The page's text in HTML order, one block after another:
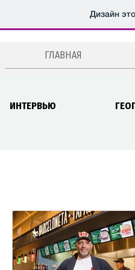
Дизайн
ГЛАВНАЯ
ИНТЕРВЬЮ
Авторская колонка